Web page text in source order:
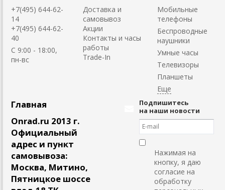
+7(495) 644-62-
14
+7(495) 644-62-
40
C 9:00 - 18:00,
пн-вс
Доставка и
самовывоз
Акции
Контакты и часы
работы
Trade-In
Мобильные
телефоны
Беспроводные
наушники
Умные часы
Телевизоры
Планшеты
Главная
Onrad.ru 2013 г.
Официальный
адрес и пункт
самовывоза:
Москва, Митино,
Пятницкое шоссе
Подпишитесь
на наши новости
Нажимая на
кнопку, я даю
согласие на
обработку